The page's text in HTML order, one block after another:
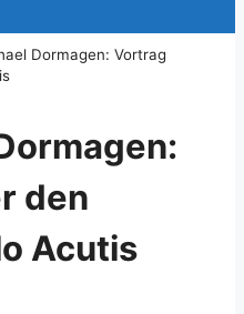
Dormagen: Vortrag
den
Acutis